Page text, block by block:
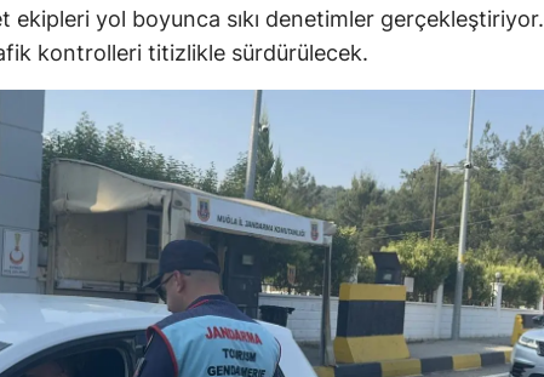
İstanbul
İzmir
Kars
Kastamonu
Kayseri
Kırklareli
Kırşehir
Kocaeli
ekipleri yol boyunca sıkı denetimler gerçekleştiriyor.
kontrolleri titizlikle sürdürülecek.